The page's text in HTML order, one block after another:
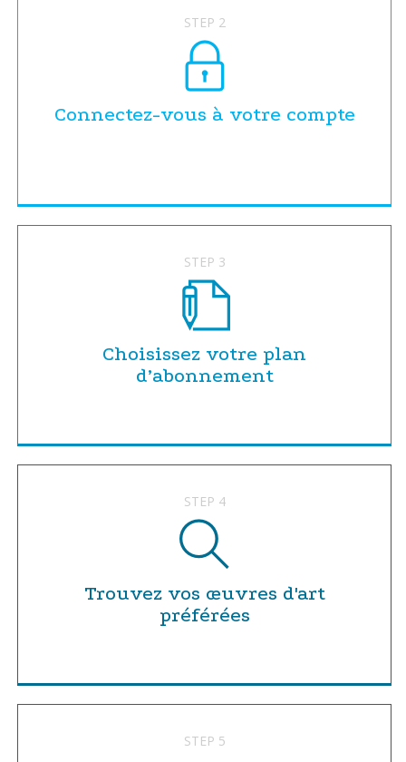
STEP 2
Connectez-vous à votre compte
STEP 3
Choisissez votre plan
d’abonnement
STEP 4
Trouvez vos œuvres d'art
préférées
STEP 5